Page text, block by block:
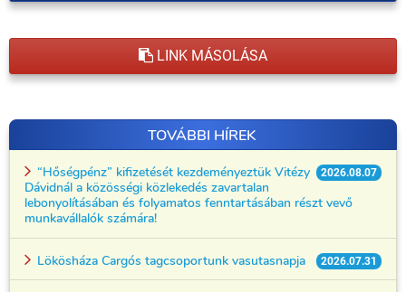
LINK MÁSOLÁSA
TOVÁBBI HÍREK
2026.08.07
“Hőségpénz” kifizetését kezdeményeztük Vitézy
Dávidnál a közösségi közlekedés zavartalan
lebonyolításában és folyamatos fenntartásában részt vevő
munkavállalók számára!
2026.07.31
Lökösháza Cargós tagcsoportunk vasutasnapja